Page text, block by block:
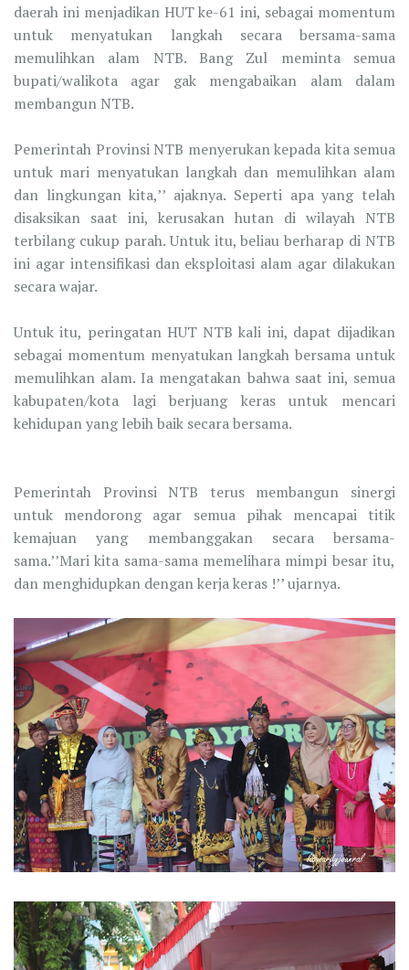
daerah ini menjadikan HUT ke-61 ini, sebagai momentum
untuk menyatukan langkah secara bersama-sama
memulihkan alam NTB. Bang Zul meminta semua
bupati/walikota agar gak mengabaikan alam dalam
membangun NTB.
Pemerintah Provinsi NTB menyerukan kepada kita semua
untuk mari menyatukan langkah dan memulihkan alam
dan lingkungan kita,’’ ajaknya. Seperti apa yang telah
disaksikan saat ini, kerusakan hutan di wilayah NTB
terbilang cukup parah. Untuk itu, beliau berharap di NTB
ini agar intensifikasi dan eksploitasi alam agar dilakukan
secara wajar.
Untuk itu, peringatan HUT NTB kali ini, dapat dijadikan
sebagai momentum menyatukan langkah bersama untuk
memulihkan alam. Ia mengatakan bahwa saat ini, semua
kabupaten/kota lagi berjuang keras untuk mencari
kehidupan yang lebih baik secara bersama.
Pemerintah Provinsi NTB terus membangun sinergi
untuk mendorong agar semua pihak mencapai titik
kemajuan yang membanggakan secara bersama-
sama.’’Mari kita sama-sama memelihara mimpi besar itu,
dan menghidupkan dengan kerja keras !’’ ujarnya.